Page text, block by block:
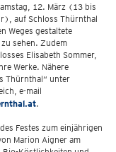
12. März (13 bis
auf Schloss Thürnthal
Weges gestaltete
sehen. Zudem
Elisabeth Sommer,
Werke. Nähere
Thürnthal“ unter
e-mail
.
Festes zum einjährigen
Marion Aigner am